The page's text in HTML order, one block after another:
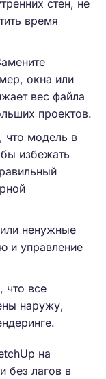
стен, не
время
окна или
вес файла
проектов.
что модель в
избежать
ненужные
и управление
что все
наружу,
на
без лагов в